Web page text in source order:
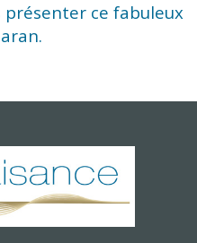
présenter ce fabuleux